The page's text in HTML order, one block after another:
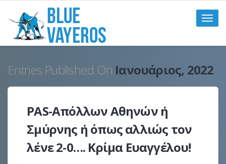
Toggle
Entries Published On Ιανουάριος, 2022
PAS-Απόλλων Αθηνών ή
Σμύρνης ή όπως αλλιώς τον
λένε 2-0…. Κρίμα Ευαγγέλου!